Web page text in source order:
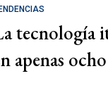
tecnología
apenas